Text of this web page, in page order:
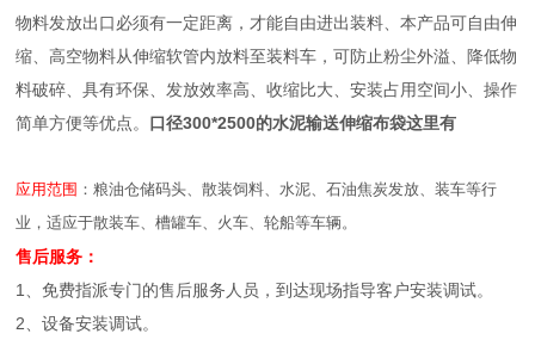
物料发放出口必须有一定距离，才能自由进出装料、本产品可自由伸
缩、高空物料从伸缩软管内放料至装料车，可防止粉尘外溢、降低物
料破碎、具有环保、发放效率高、收缩比大、安装占用空间小、操作
简单方便等优点。 口径300*2500的水泥输送伸缩布袋这里有
应用范围 ：粮油仓储码头、散装饲料、水泥、石油焦炭发放、装车等行
业，适应于散装车、槽罐车、火车、轮船等车辆。
售后服务：
1、免费指派专门的售后服务人员，到达现场指导客户安装调试。
2、设备安装调试。